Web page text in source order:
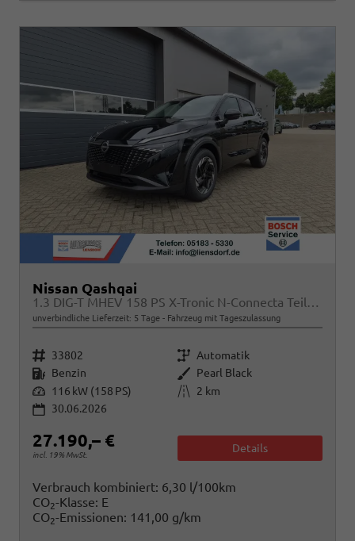
Nissan Qashqai
1.3 DIG-T MHEV 158 PS X-Tronic N-Connecta Teil-Leder PanoGlasdach Klimaautomatik Sitzheizung Lenkradheizung Navi ACC PDC v+h 360°Kamera DAB Bluetooth Touchscreen Apple CarPlay Android Auto 18"LM
unverbindliche Lieferzeit: 5 Tage Fahrzeug mit Tageszulassung
Fahrzeugnr. 33802 Getriebe Automatik
Kraftstoff Benzin Außenfarbe Pearl Black
Leistung 116 kW (158 PS) Kilometerstand
2 km
30.06.2026
27.190,– €
incl. 19% MwSt.
Details
Verbrauch kombiniert: 6,30 l/100km
CO2-Klasse: E
CO2-Emissionen: 141,00 g/km